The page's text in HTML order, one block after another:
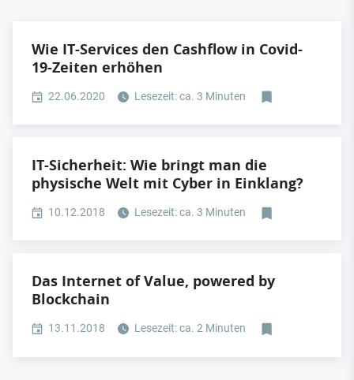
Wie IT-Services den Cashflow in Covid-
19-Zeiten erhöhen
22.06.2020 Lesezeit: ca. 3 Minuten
IT-Sicherheit: Wie bringt man die
physische Welt mit Cyber in Einklang?
10.12.2018 Lesezeit: ca. 3 Minuten
Das Internet of Value, powered by
Blockchain
13.11.2018 Lesezeit: ca. 2 Minuten